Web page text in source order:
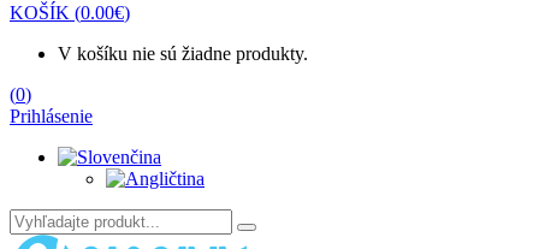
KOŠÍK (0.00€)
V košíku nie sú žiadne produkty.
(0)
Prihlásenie